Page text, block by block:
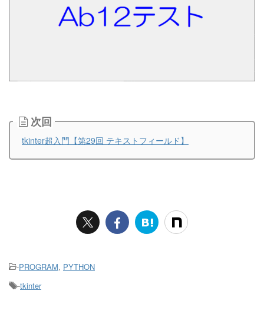
次回
tkinter超入門【第29回 テキストフィールド】
-PROGRAM, PYTHON
-tkinter